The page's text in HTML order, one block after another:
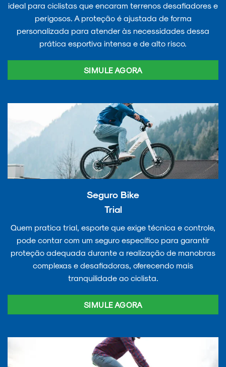
ideal para ciclistas que encaram terrenos desafiadores e
perigosos. A proteção é ajustada de forma
personalizada para atender às necessidades dessa
prática esportiva intensa e de alto risco.
SIMULE AGORA
Seguro Bike
Trial
Quem pratica trial, esporte que exige técnica e controle,
pode contar com um seguro específico para garantir
proteção adequada durante a realização de manobras
complexas e desafiadoras, oferecendo mais
tranquilidade ao ciclista.
SIMULE AGORA